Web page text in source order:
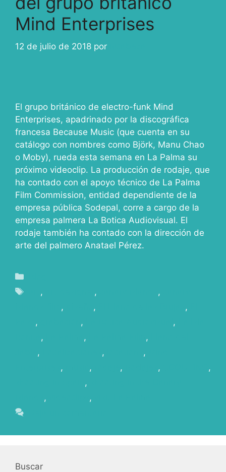
Mind Enterprises
12 de julio de 2018 por
El grupo británico de electro-funk Mind
Enterprises, apadrinado por la discográfica
francesa Because Music (que cuenta en su
catálogo con nombres como Björk, Manu Chao
o Moby), rueda esta semana en La Palma su
próximo videoclip. La producción de rodaje, que
ha contado con el apoyo técnico de La Palma
Film Commission, entidad dependiente de la
empresa pública Sodepal, corre a cargo de la
empresa palmera La Botica Audiovisual. El
rodaje también ha contado con la dirección de
arte del palmero Anatael Pérez.
, , ,
, , ,
, , ,
, , ,
, , ,
, , , ,
,
,
, ,
Buscar